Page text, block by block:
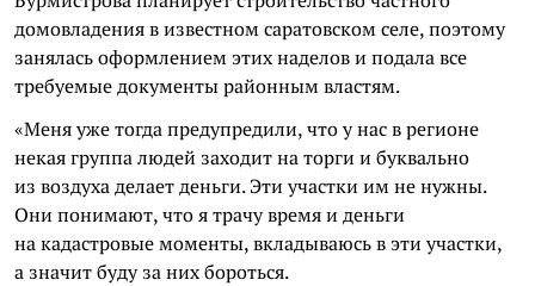
домовладения в известном саратовском селе, поэтому
занялась оформлением этих наделов и подала все
требуемые документы районным властям.
«Меня уже тогда предупредили, что у нас в регионе
некая группа людей заходит на торги и буквально
из воздуха делает деньги. Эти участки им не нужны.
Они понимают, что я трачу время и деньги
на кадастровые моменты, вкладываюсь в эти участки,
а значит буду за них бороться.